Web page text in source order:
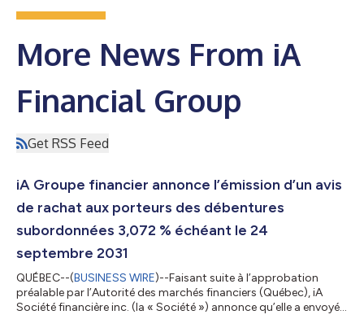
More News From iA
Financial Group
Get RSS Feed
iA Groupe financier annonce l’émission d’un avis
de rachat aux porteurs des débentures
subordonnées 3,072 % échéant le 24
septembre 2031
QUÉBEC--(BUSINESS WIRE)--Faisant suite à l’approbation
préalable par l’Autorité des marchés financiers (Québec), iA
Société financière inc. (la « Société ») annonce qu’elle a envoyé